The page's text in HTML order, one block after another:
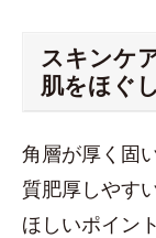
スキンケ
肌をほぐ
角層が厚く固
質肥厚しやす
ほしいポイン